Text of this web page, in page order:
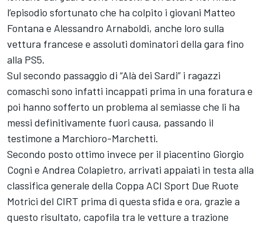
l’episodio sfortunato che ha colpito i giovani Matteo
Fontana e Alessandro Arnaboldi, anche loro sulla
vettura francese e assoluti dominatori della gara fino
alla PS5.
Sul secondo passaggio di “Alà dei Sardi” i ragazzi
comaschi sono infatti incappati prima in una foratura e
poi hanno sofferto un problema al semiasse che li ha
messi definitivamente fuori causa, passando il
testimone a Marchioro-Marchetti.
Secondo posto ottimo invece per il piacentino Giorgio
Cogni e Andrea Colapietro, arrivati appaiati in testa alla
classifica generale della Coppa ACI Sport Due Ruote
Motrici del CIRT prima di questa sfida e ora, grazie a
questo risultato, capofila tra le vetture a trazione